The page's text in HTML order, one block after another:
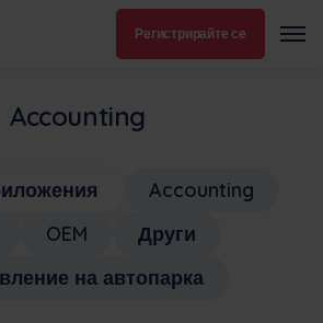
Регистрирайте се
Accounting
Accounting
OEM
Други
на автопарка